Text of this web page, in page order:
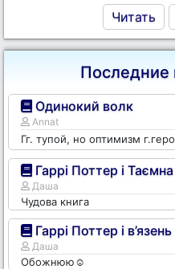
Читать
Последние
Одинокий волк
Annat
Гг. тупой, но оптимизм
Гаррі Поттер і
Даша
Чудова книга
Гаррі Поттер і
Даша
Обожнюю☺️